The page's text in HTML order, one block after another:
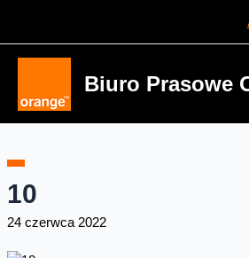
Biuro Prasowe
10
24 czerwca 2022